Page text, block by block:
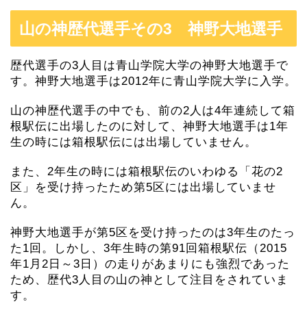
山の神歴代選手その3 神野大地選手
歴代選手の3人目は青山学院大学の神野大地選手で
す。神野大地選手は2012年に青山学院大学に入学。
山の神歴代選手の中でも、前の2人は4年連続して箱
根駅伝に出場したのに対して、神野大地選手は1年
生の時には箱根駅伝には出場していません。
また、2年生の時には箱根駅伝のいわゆる「花の2
区」を受け持ったため第5区には出場していませ
ん。
神野大地選手が第5区を受け持ったのは3年生のたっ
た1回。しかし、3年生時の第91回箱根駅伝（2015
年1月2日～3日）の走りがあまりにも強烈であった
ため、歴代3人目の山の神として注目をされていま
す。